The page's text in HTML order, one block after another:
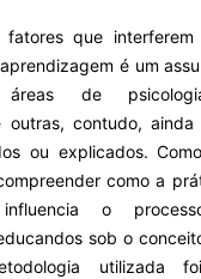
que interferem
é um
de
outras, contudo,
ou explicados.
como a
o
sob o
utilizada foi